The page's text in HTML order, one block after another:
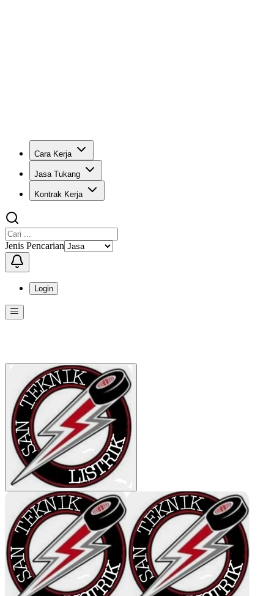
Cara Kerja
Jasa Tukang
Kontrak Kerja
Jenis Pencarian
Login
Menu ini berisi navigasi untuk mengakses fitur-fitur di KangPro